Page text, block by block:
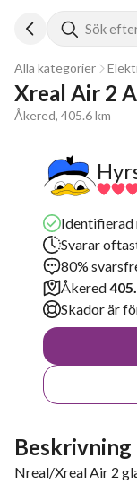
Sök
Alla kategorier
Xreal Air 2
Åkered, 405.6 km
Identifierad
Svarar
80%
Åkered
Skador är
Beskrivning
Nreal/Xreal Air 2